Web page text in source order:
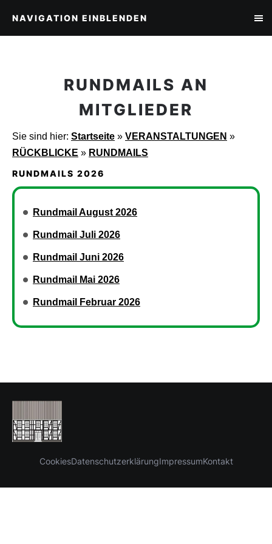
NAVIGATION EINBLENDEN
RUNDMAILS AN
MITGLIEDER
Sie sind hier: Startseite » VERANSTALTUNGEN »
RÜCKBLICKE » RUNDMAILS
RUNDMAILS 2026
Rundmail August 2026
Rundmail Juli 2026
Rundmail Juni 2026
Rundmail Mai 2026
Rundmail Februar 2026
CookiesDatenschutzerklärungImpressumKontakt